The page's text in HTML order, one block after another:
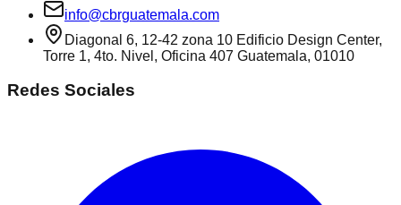
info@cbrguatemala.com
Diagonal 6, 12-42 zona 10 Edificio Design Center,
Torre 1, 4to. Nivel, Oficina 407 Guatemala, 01010
Redes Sociales